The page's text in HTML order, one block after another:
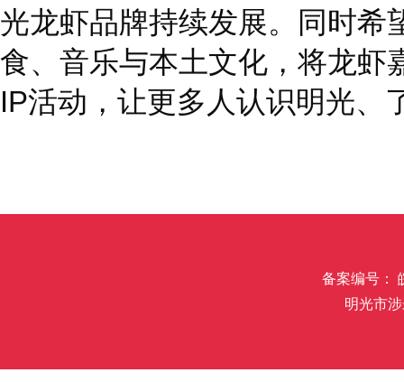
光龙虾品牌持续发展。同时希
食、音乐与本土文化，将龙虾
IP活动，让更多人认识明光、
备案编号：
明光市